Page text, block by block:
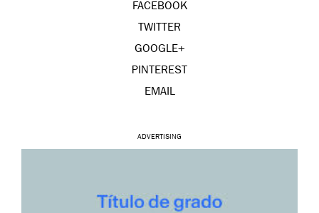
FACEBOOK
TWITTER
GOOGLE+
PINTEREST
EMAIL
ADVERTISING